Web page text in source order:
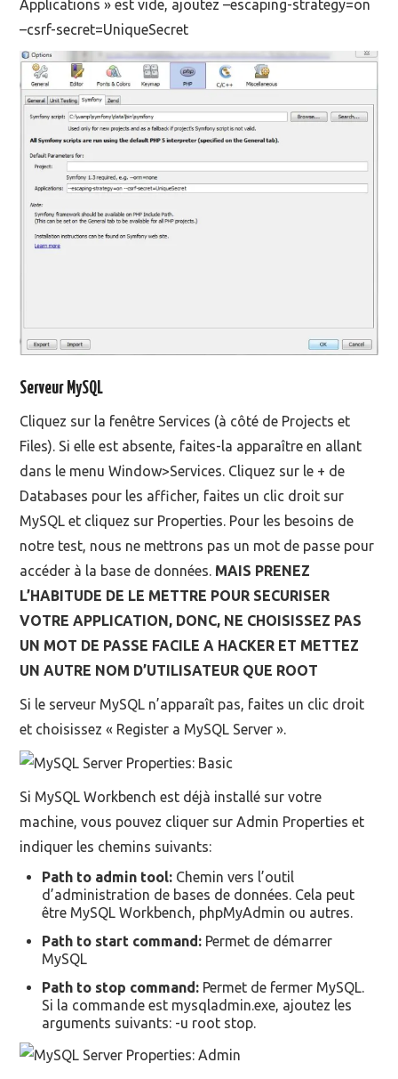
Applications » est vide, ajoutez –escaping-strategy=on
–csrf-secret=UniqueSecret
Serveur MySQL
Cliquez sur la fenêtre Services (à côté de Projects et
Files). Si elle est absente, faites-la apparaître en allant
dans le menu Window>Services. Cliquez sur le + de
Databases pour les afficher, faites un clic droit sur
MySQL et cliquez sur Properties. Pour les besoins de
notre test, nous ne mettrons pas un mot de passe pour
accéder à la base de données. MAIS PRENEZ
L’HABITUDE DE LE METTRE POUR SECURISER
VOTRE APPLICATION, DONC, NE CHOISISSEZ PAS
UN MOT DE PASSE FACILE A HACKER ET METTEZ
UN AUTRE NOM D’UTILISATEUR QUE ROOT
Si le serveur MySQL n’apparaît pas, faites un clic droit
et choisissez « Register a MySQL Server ».
Si MySQL Workbench est déjà installé sur votre
machine, vous pouvez cliquer sur Admin Properties et
indiquer les chemins suivants:
Path to admin tool: Chemin vers l’outil
d’administration de bases de données. Cela peut
être MySQL Workbench, phpMyAdmin ou autres.
Path to start command: Permet de démarrer
MySQL
Path to stop command: Permet de fermer MySQL.
Si la commande est mysqladmin.exe, ajoutez les
arguments suivants: -u root stop.